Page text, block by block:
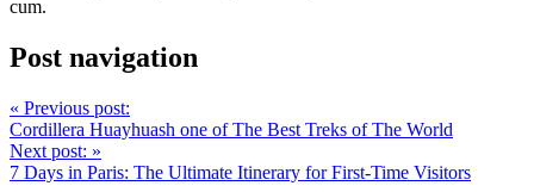
cum.
Post navigation
« Previous post:
Cordillera Huayhuash one of The Best Treks of The World
Next post: »
7 Days in Paris: The Ultimate Itinerary for First-Time Visitors